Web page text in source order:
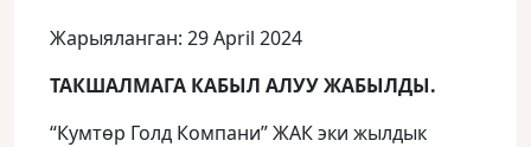
Жарыяланган: 29 April 2024
ТАКШАЛМАГА КАБЫЛ АЛУУ ЖАБЫЛДЫ.
“Кумтөр Голд Компани” ЖАК эки жылдык